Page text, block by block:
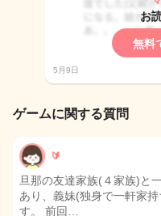
お
無料
5月9日
ゲームに関する質問
🔰
旦那の友達家族(４家族)と
あり、義妹(独身で一軒家
す。 前回…